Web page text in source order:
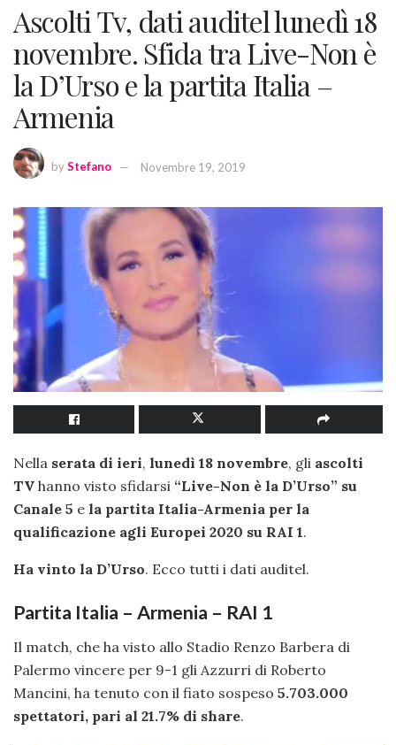
Ascolti Tv, dati auditel lunedì 18
novembre. Sfida tra Live-Non è
la D’Urso e la partita Italia –
Armenia
byStefano Novembre 19, 2019
Nella serata di ieri, lunedì 18 novembre, gli ascolti
TV hanno visto sfidarsi “Live-Non è la D’Urso” su
Canale 5 e la partita Italia-Armenia per la
qualificazione agli Europei 2020 su RAI 1.
Ha vinto la D’Urso. Ecco tutti i dati auditel.
Partita Italia – Armenia – RAI 1
Il match, che ha visto allo Stadio Renzo Barbera di
Palermo vincere per 9-1 gli Azzurri di Roberto
Mancini, ha tenuto con il fiato sospeso 5.703.000
spettatori, pari al 21.7% di share.